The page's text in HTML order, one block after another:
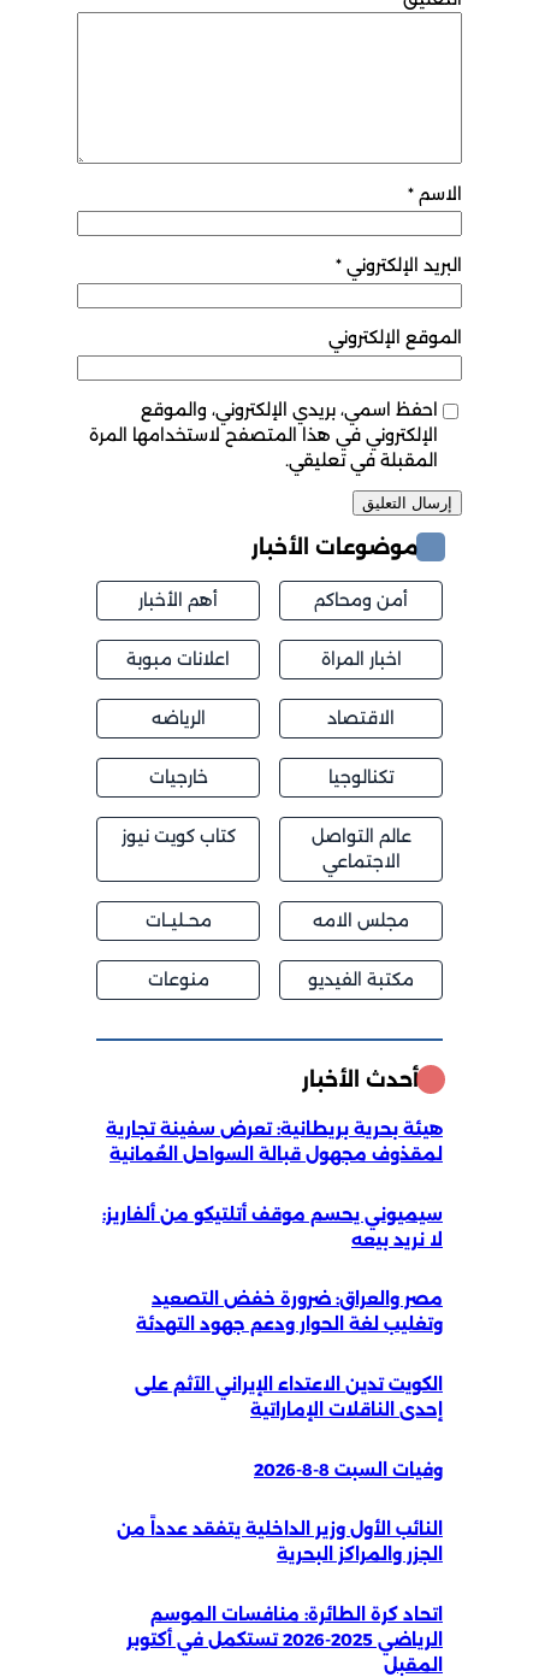
الاسم *
البريد الإلكتروني *
الموقع الإلكتروني
احفظ اسمي، بريدي الإلكتروني، والموقع
الإلكتروني في هذا المتصفح لاستخدامها المرة
المقبلة في تعليقي.
موضوعات الأخبار
أمن ومحاكم أهم الأخبار
اخبار المراة اعلانات مبوبة
الاقتصاد الرياضه
تكنالوجيا خارجيات
عالم التواصل
الاجتماعي
كتاب كويت نيوز
مجلس الامه محــليــات
مكتبة الفيديو منوعات
أحدث الأخبار
هيئة بحرية بريطانية: تعرض سفينة تجارية
لمقذوف مجهول قبالة السواحل العُمانية
سيميوني يحسم موقف أتلتيكو من ألفاريز:
لا نريد بيعه
مصر والعراق: ضرورة خفض التصعيد
وتغليب لغة الحوار ودعم جهود التهدئة
الكويت تدين الاعتداء الإيراني الآثم على
إحدى الناقلات الإماراتية
وفيات السبت 8-8-2026
النائب الأول وزير الداخلية يتفقد عدداً من
الجزر والمراكز البحرية
اتحاد كرة الطائرة: منافسات الموسم
الرياضي 2025-2026 تستكمل في أكتوبر
المقبل